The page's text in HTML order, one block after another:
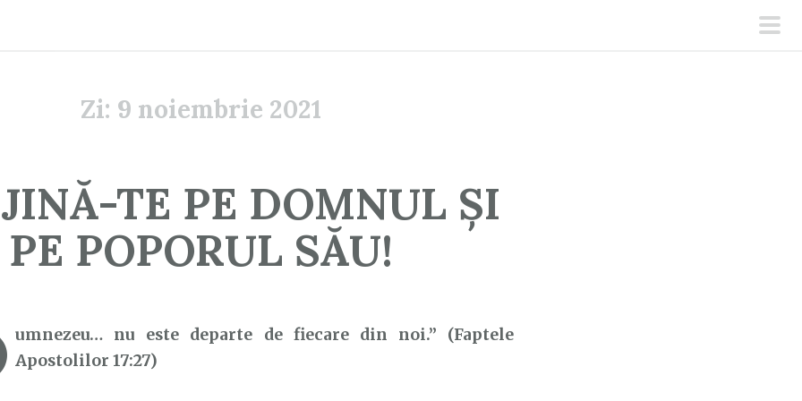
Zi: 9 noiembrie 2021
TE PE DOMNUL ȘI
PE POPORUL SĂU!
umnezeu… nu este departe de fiecare din noi.” (Faptele
Apostolilor 17:27)